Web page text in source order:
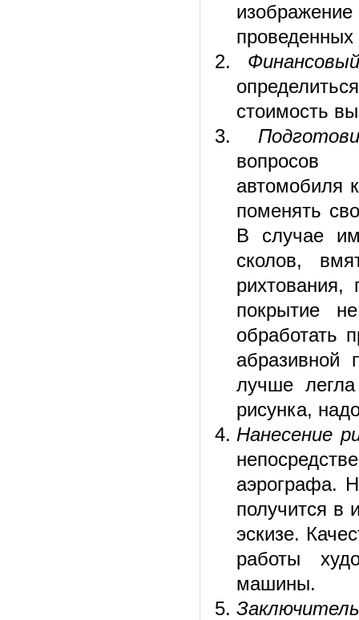
проведенных
Финансовый
стоимость
вопросов
автомобиля
поменять
В случае
сколов,
рихтования,
покрытие
обработать
абразивной
лучше
рисунка,
Нанесение
аэрографа.
получится в
эскизе.
работы
машины.